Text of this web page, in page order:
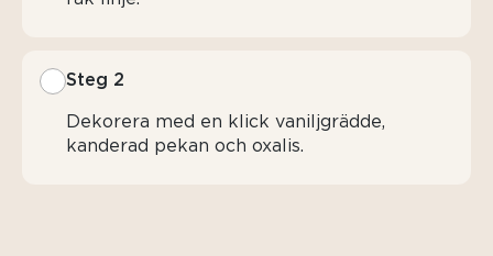
Steg 2
Dekorera med en klick vaniljgrädde,
kanderad pekan och oxalis.